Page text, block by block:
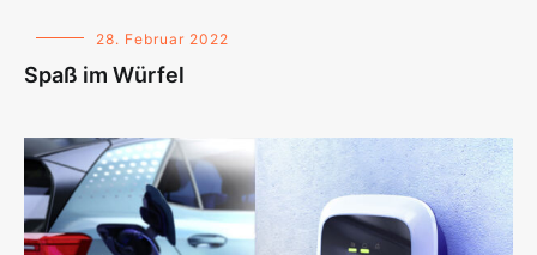
28. Februar 2022
Spaß im Würfel